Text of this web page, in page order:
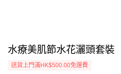
水療美肌節水花灑頭套裝
送貨上門滿HK$500.00免運費